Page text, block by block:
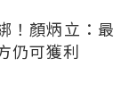
！顏炳立：最
仍可獲利